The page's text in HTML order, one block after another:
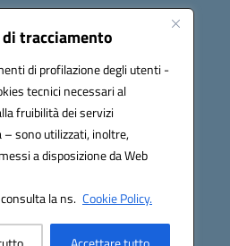
tracciamento
di profilazione degli utenti -
tecnici necessari al
fruibilità dei servizi
– sono utilizzati, inoltre,
a disposizione da Web
la ns. Cookie Policy.